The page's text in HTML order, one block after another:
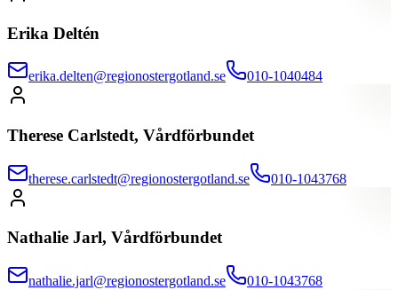
Erika Deltén
erika.delten@regionostergotland.se 010-1040484
Therese Carlstedt, Vårdförbundet
therese.carlstedt@regionostergotland.se 010-1043768
Nathalie Jarl, Vårdförbundet
nathalie.jarl@regionostergotland.se 010-1043768